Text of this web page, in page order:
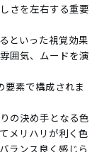
さを左右する重要
といった視覚効果
囲気、ムードを演
要素で構成されま
の決め手となる色
メリハリが利く色
ランス良く感じら